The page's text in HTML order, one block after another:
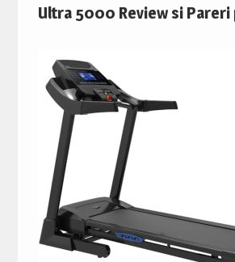
Ultra 5000 Review si